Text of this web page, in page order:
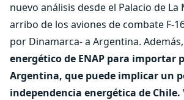
nuevo análisis desde el Palacio de La
arribo de los aviones de combate F-
por Dinamarca- a Argentina.
energético de ENAP para importar
Argentina, que puede implicar un
independencia energética de Chile.